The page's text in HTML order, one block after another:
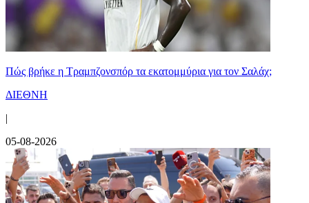
Πώς βρήκε η Τραμπζονσπόρ τα εκατομμύρια για τον Σαλάχ;
ΔΙΕΘΝΗ
|
05-08-2026